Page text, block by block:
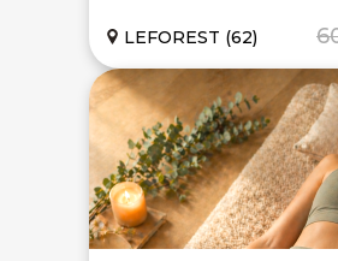
LEFOREST (62)
Notre service client est ouvert du
de 9h à 12h30 et de 14h
DEVENIR
Proposer mon
Témoignages
RECRUTEMENT
Ouvrir une agence